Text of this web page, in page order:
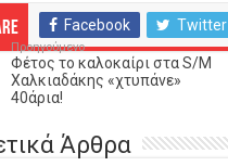
Facebook Twitter
Προηγούμενο
Φέτος το καλοκαίρι στα S/M
Χαλκιαδάκης «χτυπάνε»
40άρια!
Άρθρα